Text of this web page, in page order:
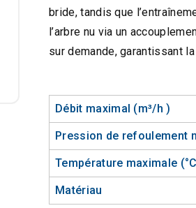
bride, tandis que
l’arbre nu via un
sur demande, garantissant
Débit maximal (m³/h )
Pression de refoulement
Température maximale
Matériau